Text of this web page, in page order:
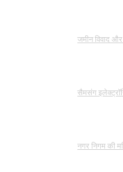
जमीन विवाद
सैमसंग
नगर निगम की